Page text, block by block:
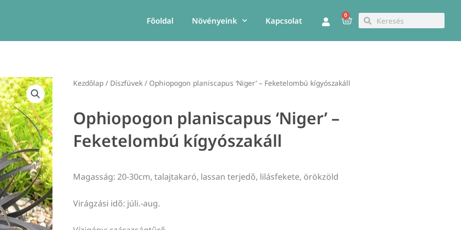
Főoldal Növényeink Kapcsolat
0
KosárKeresésKeresés
Kezdőlap / Díszfüvek / Ophiopogon planiscapus ‘Niger’ – Feketelombú kígyószakáll
Ophiopogon planiscapus ‘Niger’ –
Feketelombú kígyószakáll
Magasság: 20-30cm, talajtakaró, lassan terjedő, lilásfekete, örökzöld
Virágzási idő: júli.-aug.